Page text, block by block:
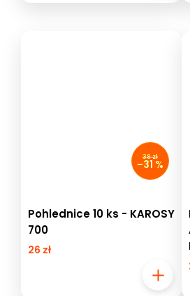
38 zł
–31 %
Pohlednice 10 ks - KAROSY
700
26 zł